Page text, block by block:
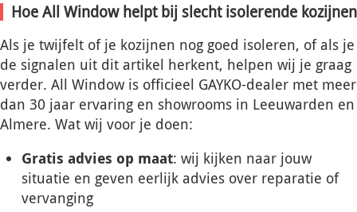
Hoe All Window helpt bij slecht isolerende kozijnen
Als je twijfelt of je kozijnen nog goed isoleren, of als je
de signalen uit dit artikel herkent, helpen wij je graag
verder. All Window is officieel GAYKO-dealer met meer
dan 30 jaar ervaring en showrooms in Leeuwarden en
Almere. Wat wij voor je doen:
Gratis advies op maat: wij kijken naar jouw
situatie en geven eerlijk advies over reparatie of
vervanging